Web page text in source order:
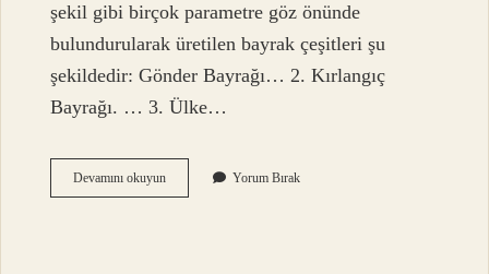
şekil gibi birçok parametre göz önünde
bulundurularak üretilen bayrak çeşitleri şu
şekildedir: Gönder Bayrağı… 2. Kırlangıç ​​
Bayrağı. … 3. Ülke…
Devamını okuyunBayrak
Direğine
Yorum Bırak